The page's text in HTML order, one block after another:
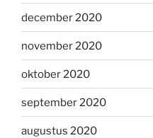
december 2020
november 2020
oktober 2020
september 2020
augustus 2020